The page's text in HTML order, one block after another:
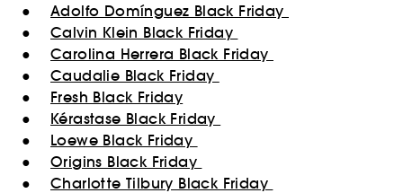
● Adolfo Domínguez Black Friday
● Calvin Klein Black Friday
● Carolina Herrera Black Friday
● Caudalie Black Friday
● Fresh Black Friday
● Kérastase Black Friday
● Loewe Black Friday
● Origins Black Friday
● Charlotte Tilbury Black Friday